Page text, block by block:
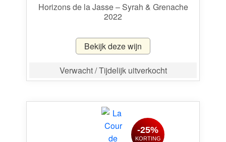
Horizons de la Jasse – Syrah & Grenache
2022
Bekijk deze wijn
Verwacht / Tijdelijk uitverkocht
-25%
KORTING